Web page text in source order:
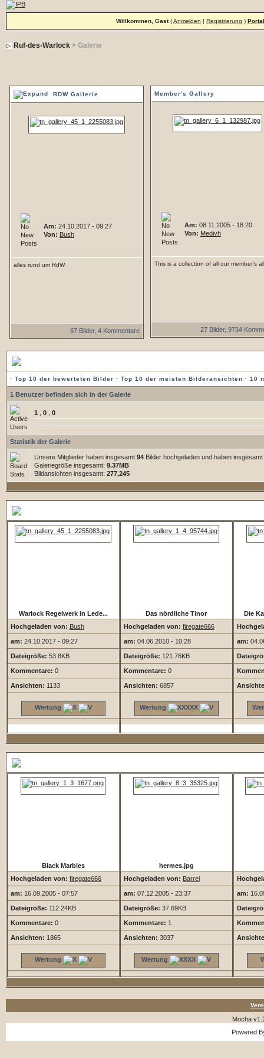
Willkommen, Gast(Anmelden | Registrierung ) Portal
Ruf-des-Warlock> Galerie
RDW Gallerie
Am: 24.10.2017 - 09:27
Von: Bush
alles rund um RdW
67 Bilder, 4 Kommentare
Member's Gallery
Am: 08.11.2005 - 18:20
Von: Medivh
This is a collection of all our member's
27 Bilder, 9734
· Top 10 der bewerteten Bilder · Top 10 der meisten Bilderansichten · 10
1 Benutzer befinden sich in der Galerie
1 0, 0
Statistik der Galerie
Unsere Mitglieder haben insgesamt 94Bilder hochgeladen und haben insgesamt
Galeriegröße insgesamt: 9.37MB
Bildansichten insgesamt: 277,245
Warlock Regelwerk in Lede...
Hochgeladen von: Bush
am: 24.10.2017 - 09:27
Dateigröße: 53.8KB
Kommentare: 0
Ansichten: 1133
Wertung
Das nördliche Tinor
Hochgeladen von: firegate666
am: 04.06.2010 - 10:28
Dateigröße: 121.76KB
Kommentare: 0
Ansichten: 6857
Wertung
Die
am:
Black Marbles
Hochgeladen von: firegate666
am: 16.09.2005 - 07:57
Dateigröße: 112.24KB
Kommentare: 0
Ansichten: 1865
Wertung
hermes.jpg
Hochgeladen von: Barrel
am: 07.12.2005 - 23:37
Dateigröße: 37.69KB
Kommentare: 1
Ansichten: 3037
Wertung
am:
Mocha
Powered